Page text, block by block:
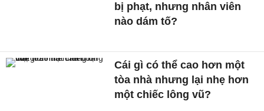
bị phạt, nhưng nhân viên
nào dám tố?
Cái gì có thể cao hơn một
tòa nhà nhưng lại nhẹ hơn
một chiếc lông vũ?